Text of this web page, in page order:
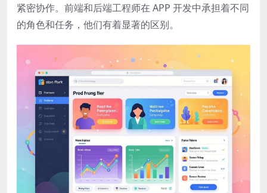
紧密协作。前端和后端工程师在 APP 开发中承担着不同
的角色和任务，他们有着显著的区别。